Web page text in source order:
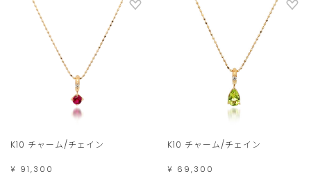
K10 チャーム/チェイン
¥ 91,300
K10 チャーム/チェイン
¥ 69,300